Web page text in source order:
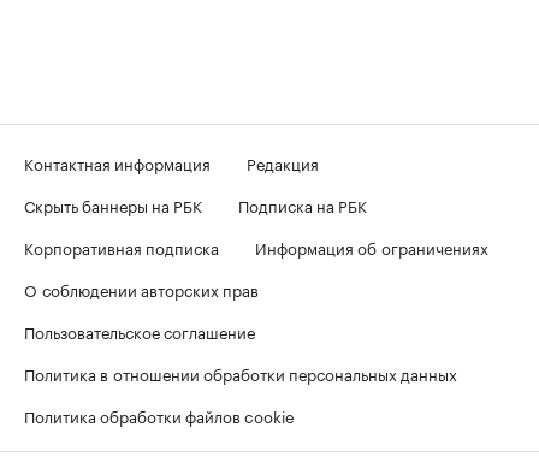
Контактная информация
Редакция
Скрыть баннеры на РБК
Подписка на РБК
Корпоративная подписка
Информация об ограничениях
О соблюдении авторских прав
Пользовательское соглашение
Политика в отношении обработки персональных данных
Политика обработки файлов cookie